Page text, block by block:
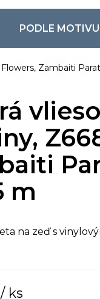
PODLE MOTIVU
Zambaiti
m
na zeď s
/ ks